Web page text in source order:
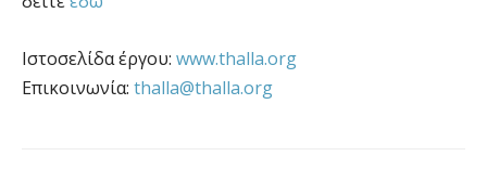
Ιστοσελίδα έργου: www.thalla.org
Επικοινωνία: thalla@thalla.org